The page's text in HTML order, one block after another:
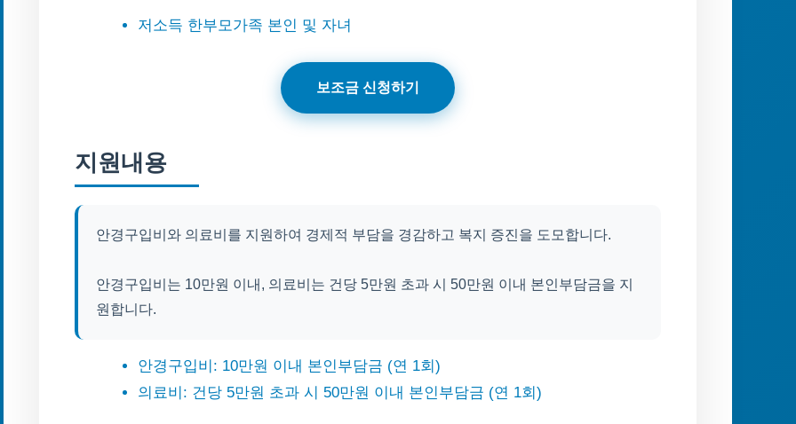
저소득 한부모가족 본인 및 자녀
보조금 신청하기
지원내용
안경구입비와 의료비를 지원하여 경제적 부담을 경감하고 복지 증진을 도모합니다.
안경구입비는 10만원 이내, 의료비는 건당 5만원 초과 시 50만원 이내 본인부담금을 지
원합니다.
안경구입비: 10만원 이내 본인부담금 (연 1회)
의료비: 건당 5만원 초과 시 50만원 이내 본인부담금 (연 1회)